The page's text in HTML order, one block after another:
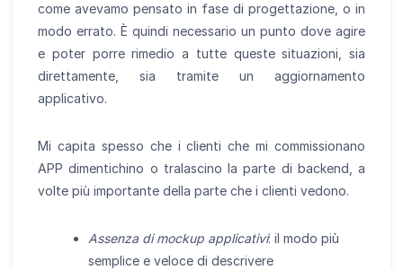
come avevamo pensato in fase di progettazione, o in
modo errato. È quindi necessario un punto dove agire
e poter porre rimedio a tutte queste situazioni, sia
direttamente, sia tramite un aggiornamento
applicativo.
Mi capita spesso che i clienti che mi commissionano
APP dimentichino o tralascino la parte di backend, a
volte più importante della parte che i clienti vedono.
Assenza di mockup applicativi: il modo più
semplice e veloce di descrivere